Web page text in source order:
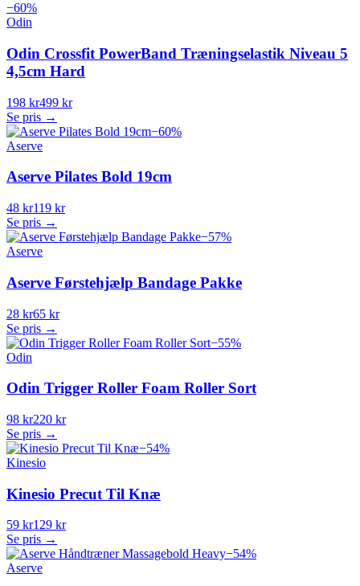
−60%
Odin
Odin Crossfit PowerBand Træningselastik Niveau 5
4,5cm Hard
198 kr499 kr
Se pris →
−60%
Aserve
Aserve Pilates Bold 19cm
48 kr119 kr
Se pris →
−57%
Aserve
Aserve Førstehjælp Bandage Pakke
28 kr65 kr
Se pris →
−55%
Odin
Odin Trigger Roller Foam Roller Sort
98 kr220 kr
Se pris →
−54%
Kinesio
Kinesio Precut Til Knæ
59 kr129 kr
Se pris →
−54%
Aserve